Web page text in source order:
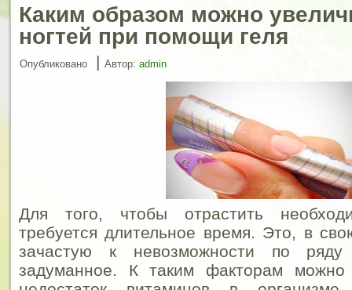
Каким образом можно
ногтей при помощи геля
Опубликовано | Автор: admin
Для того, чтобы отрастить
требуется длительное время. Это, в
зачастую к невозможности по ряду
задуманное. К таким факторам можно